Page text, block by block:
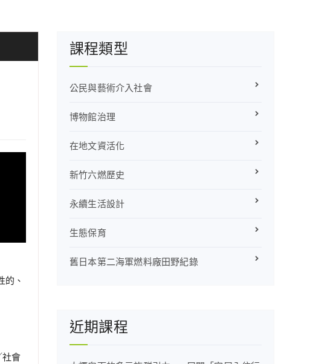
的、
會
課程類型
公民與藝術介入社會
博物館治理
在地文資活化
新竹六燃歷史
永續生活設計
生態保育
舊日本第二海軍燃料廠田野紀錄
近期課程